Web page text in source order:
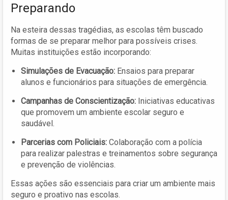
Preparando
Na esteira dessas tragédias, as escolas têm buscado
formas de se preparar melhor para possíveis crises.
Muitas instituições estão incorporando:
Simulações de Evacuação: Ensaios para preparar
alunos e funcionários para situações de emergência.
Campanhas de Conscientização: Iniciativas educativas
que promovem um ambiente escolar seguro e
saudável.
Parcerias com Policiais: Colaboração com a polícia
para realizar palestras e treinamentos sobre segurança
e prevenção de violências.
Essas ações são essenciais para criar um ambiente mais
seguro e proativo nas escolas.